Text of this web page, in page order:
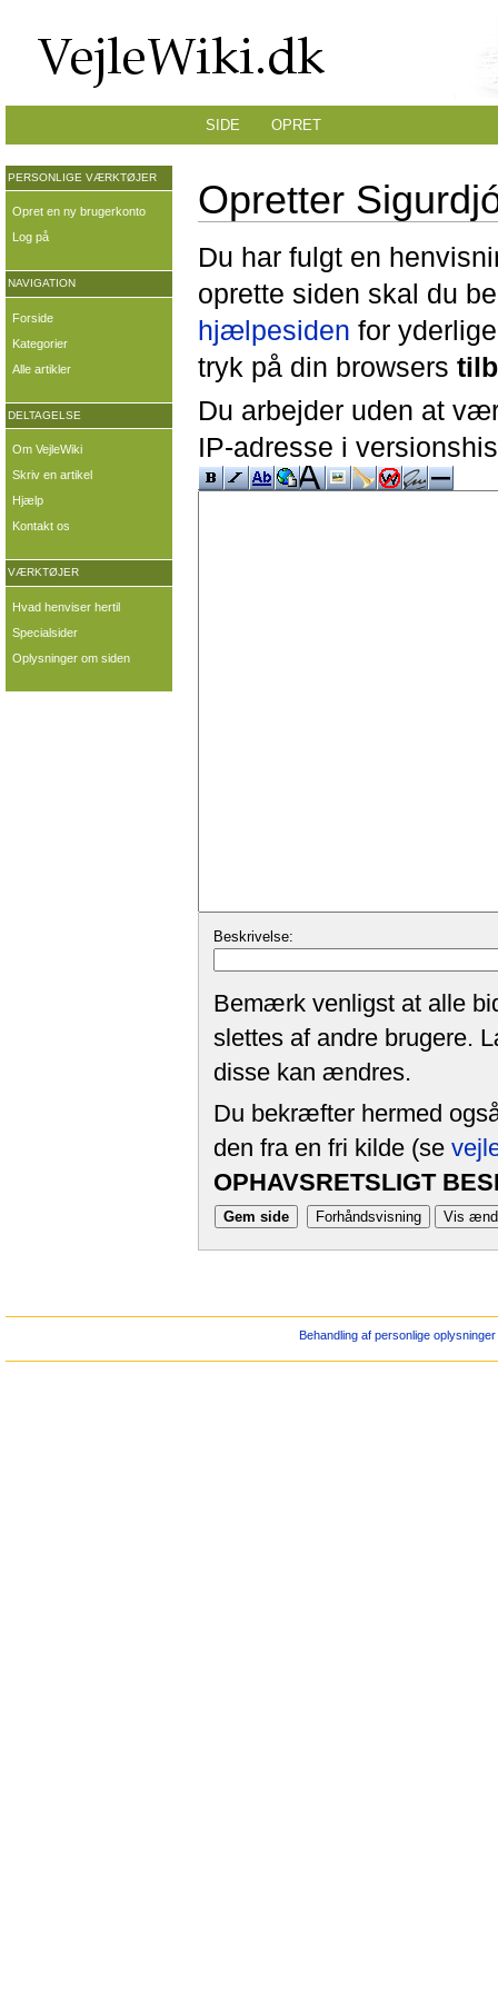
Opretter
Du har fulgt en
oprette siden skal du
hjælpesiden for
tryk på din browsers
Du arbejder uden at
IP-adresse i
Beskrivelse:
Bemærk venligst at alle
slettes af andre brugere.
disse kan ændres.
Du bekræfter hermed
den fra en fri kilde (se
OPHAVSRETSLIGT
SIDE OPRET
PERSONLIGE VÆRKTØJER
Opret en ny brugerkonto
Log på
NAVIGATION
Forside
Kategorier
Alle artikler
DELTAGELSE
Om VejleWiki
Skriv en artikel
Hjælp
Kontakt os
VÆRKTØJER
Hvad henviser hertil
Specialsider
Oplysninger om siden
Behandling af personlige oplysninger